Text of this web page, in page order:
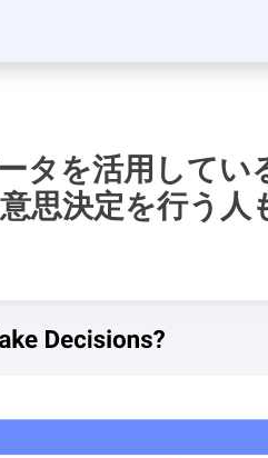
タを活用してい
思決定を行う人